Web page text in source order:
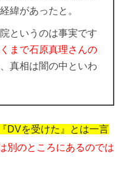
緯があったと。
というのは事実です
まで石原真理さんの
真相は闇の中といわ
DVを受けた』とは一言
別のところにあるのでは